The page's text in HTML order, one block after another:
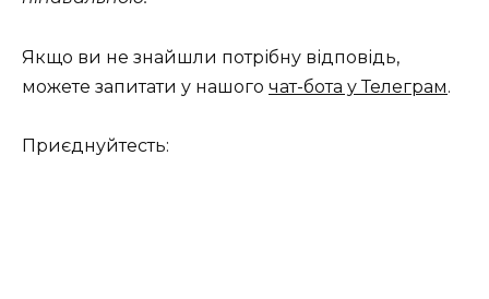
Якщо ви не знайшли потрібну відповідь,
можете запитати у нашого чат-бота у Телеграм.
Приєднуйтесть: